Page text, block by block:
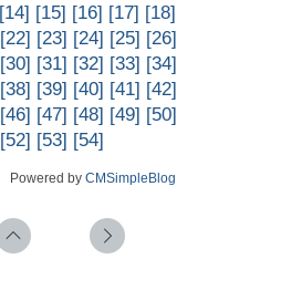
[14] [15] [16] [17] [18]
[22] [23] [24] [25] [26]
[30] [31] [32] [33] [34]
[38] [39] [40] [41] [42]
[46] [47] [48] [49] [50]
[52] [53] [54]
Powered by CMSimpleBlog